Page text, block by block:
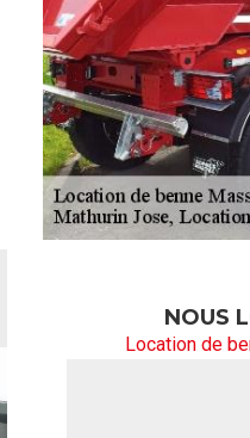
NOUS
Location de